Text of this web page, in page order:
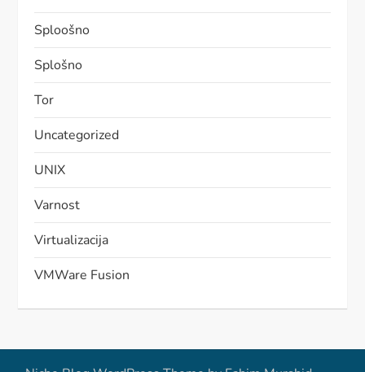
Sploošno
Splošno
Tor
Uncategorized
UNIX
Varnost
Virtualizacija
VMWare Fusion